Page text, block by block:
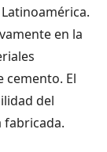
en la
cemento. El
del
fabricada.